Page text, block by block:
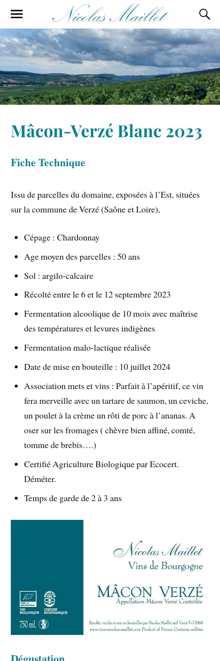
Mâcon-Verzé Blanc 2023
Fiche Technique
Issu de parcelles du domaine, exposées à l’Est, situées
sur la commune de Verzé (Saône et Loire),
Cépage : Chardonnay
Age moyen des parcelles : 50 ans
Sol : argilo-calcaire
Récolté entre le 6 et le 12 septembre 2023
Fermentation alcoolique de 10 mois avec maîtrise
des températures et levures indigènes
Fermentation malo-lactique réalisée
Date de mise en bouteille : 10 juillet 2024
Association mets et vins : Parfait à l’apéritif, ce vin
fera merveille avec un tartare de saumon, un ceviche,
un poulet à la crème un rôti de porc à l’ananas. A
oser sur les fromages ( chèvre bien affiné, comté,
tomme de brebis….)
Certifié Agriculture Biologique par Ecocert.
Déméter.
Temps de garde de 2 à 3 ans